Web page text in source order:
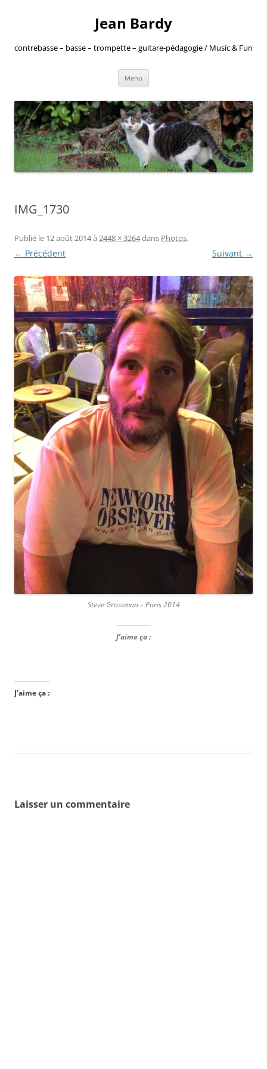
Jean Bardy
contrebasse – basse – trompette – guitare-pédagogie / Music & Fun
Menu
IMG_1730
Publié le 12 août 2014à 2448 × 3264dans Photos.
← Précédent Suivant →
Steve Grossman – Paris 2014
J’aime ça :
J’aime ça :
Laisser un commentaire